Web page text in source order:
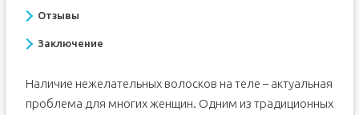
Отзывы
Заключение
Наличие нежелательных волосков на теле – актуальная
проблема для многих женщин. Одним из традиционных